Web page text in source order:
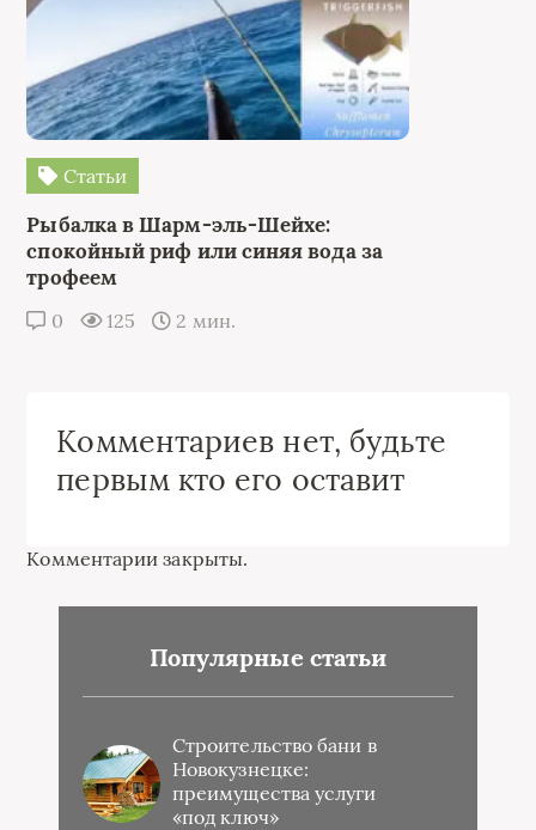
Статьи
Рыбалка в Шарм-эль-Шейхе:
спокойный риф или синяя вода за
трофеем
0 125 2 мин.
Комментариев нет, будьте
первым кто его оставит
Комментарии закрыты.
Популярные статьи
Строительство бани в
Новокузнецке:
преимущества услуги
«под ключ»